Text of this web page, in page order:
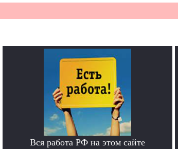
Вся работа РФ на этом сайте